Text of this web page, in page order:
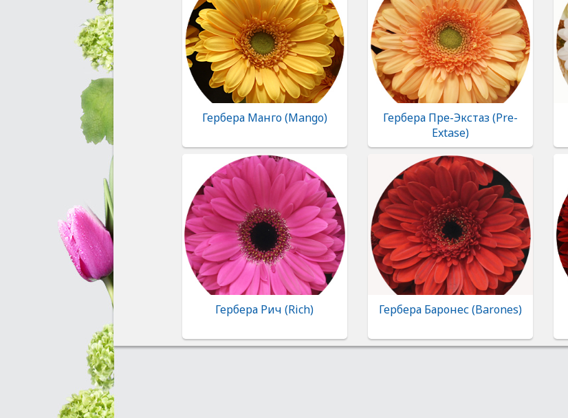
Гербера Манго (Mango)
Гербера Пре-Экстаз (Pre-
Extase)
Гербера Рич (Rich) Гербера Баронес (Barones)